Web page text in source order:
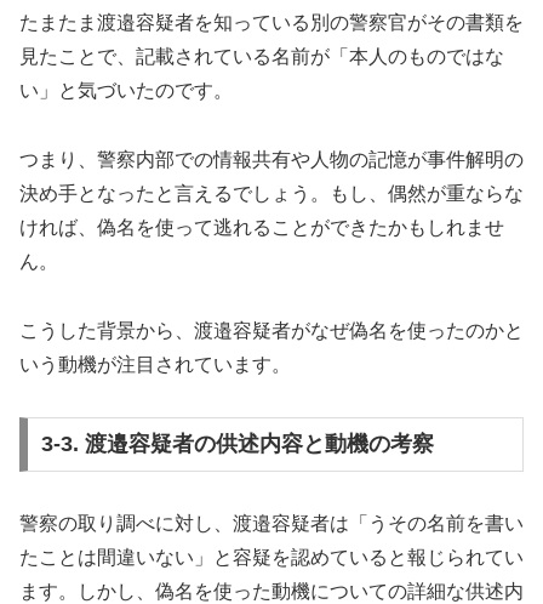
たまたま渡邉容疑者を知っている別の警察官がその書類を
見たことで、記載されている名前が「本人のものではな
い」と気づいたのです。
つまり、警察内部での情報共有や人物の記憶が事件解明の
決め手となったと言えるでしょう。もし、偶然が重ならな
ければ、偽名を使って逃れることができたかもしれませ
ん。
こうした背景から、渡邉容疑者がなぜ偽名を使ったのかと
いう動機が注目されています。
3-3. 渡邉容疑者の供述内容と動機の考察
警察の取り調べに対し、渡邉容疑者は「うその名前を書い
たことは間違いない」と容疑を認めていると報じられてい
ます。しかし、偽名を使った動機についての詳細な供述内